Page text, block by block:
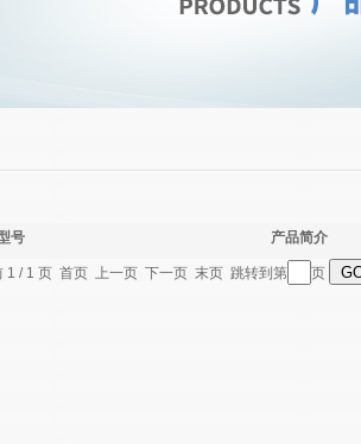
号 产品简介
1 / 1 页 首页 上一页 下一页 末页 跳转到第 页